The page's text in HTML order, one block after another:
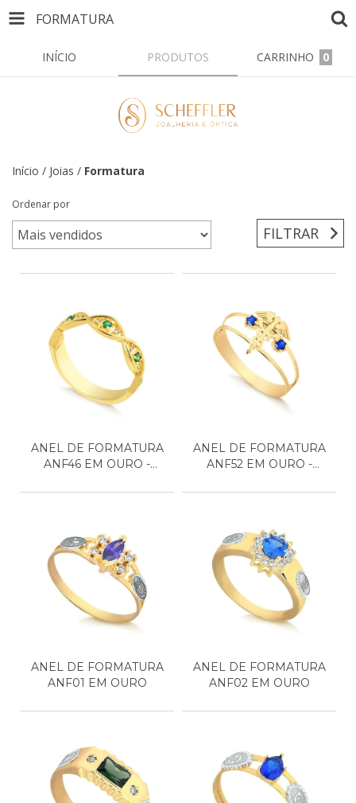
FORMATURA
INÍCIO PRODUTOS CARRINHO 0
Início / Joias / Formatura
Ordenar por
FILTRAR
ANEL DE FORMATURA
ANF46 EM OURO -
ANEL DE FORMATURA
ANF52 EM OURO -
ANEL DE FORMATURA
ANF01 EM OURO
ANEL DE FORMATURA
ANF02 EM OURO